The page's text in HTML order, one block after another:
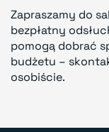
Zapraszamy do
bezpłatny
pomogą dobrać
budżetu –
osobiście.